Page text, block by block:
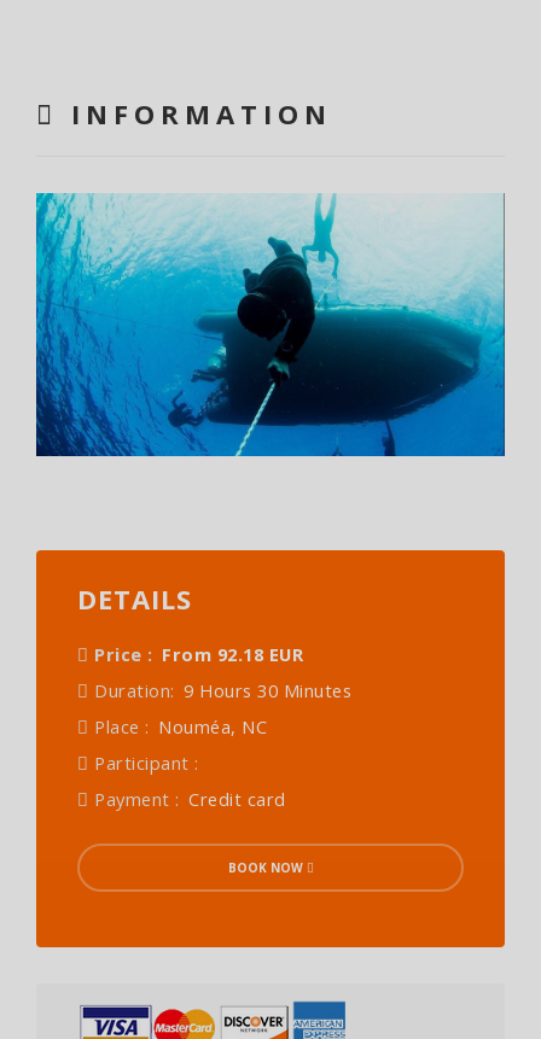
INFORMATION
DETAILS
Price : From 92.18 EUR
Duration: 9 Hours 30 Minutes
Place : Nouméa, NC
Participant :
Payment : Credit card
BOOK NOW